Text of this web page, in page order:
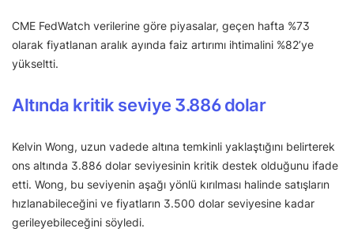
CME FedWatch verilerine göre piyasalar, geçen hafta %73
olarak fiyatlanan aralık ayında faiz artırımı ihtimalini %82’ye
yükseltti.
Altında kritik seviye 3.886 dolar
Kelvin Wong, uzun vadede altına temkinli yaklaştığını belirterek
ons altında 3.886 dolar seviyesinin kritik destek olduğunu ifade
etti. Wong, bu seviyenin aşağı yönlü kırılması halinde satışların
hızlanabileceğini ve fiyatların 3.500 dolar seviyesine kadar
gerileyebileceğini söyledi.